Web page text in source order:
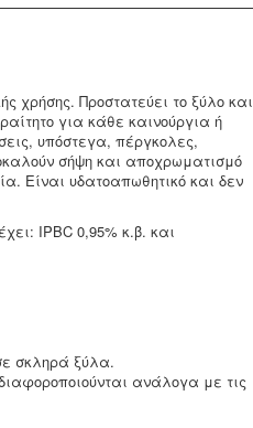
χρήσης. Προστατεύει το ξύλο και
για κάθε καινούργια ή
υπόστεγα, πέργκολες,
σήψη και αποχρωματισμό
Είναι υδατοαπωθητικό και δεν
IPBC 0,95% κ.β. και
σκληρά ξύλα.
ανάλογα με τις